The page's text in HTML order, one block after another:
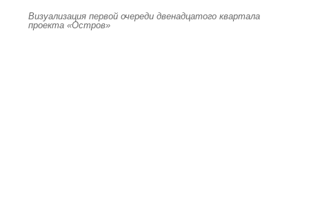
Визуализация первой очереди двенадцатого квартала
проекта «Остров»